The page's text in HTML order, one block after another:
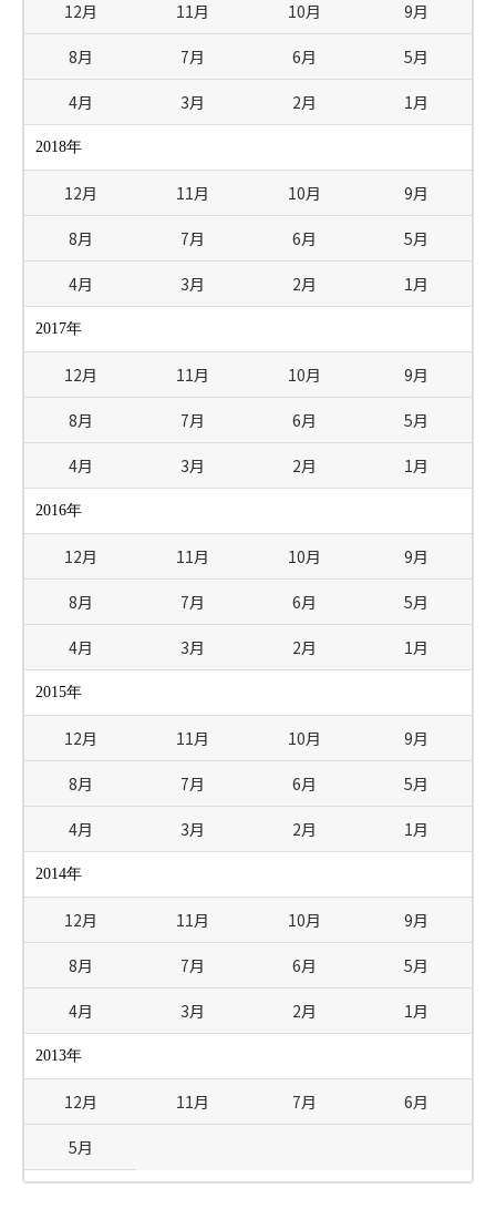
12月 11月 10月 9月
8月 7月 6月 5月
4月 3月 2月 1月
2018年
12月 11月 10月 9月
8月 7月 6月 5月
4月 3月 2月 1月
2017年
12月 11月 10月 9月
8月 7月 6月 5月
4月 3月 2月 1月
2016年
12月 11月 10月 9月
8月 7月 6月 5月
4月 3月 2月 1月
2015年
12月 11月 10月 9月
8月 7月 6月 5月
4月 3月 2月 1月
2014年
12月 11月 10月 9月
8月 7月 6月 5月
4月 3月 2月 1月
2013年
12月 11月 7月 6月
5月